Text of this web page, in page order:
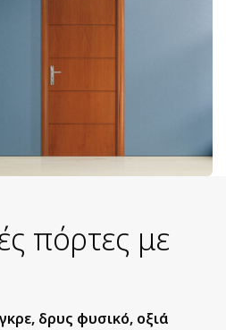
πόρτες με
δρυς φυσικό, οξιά